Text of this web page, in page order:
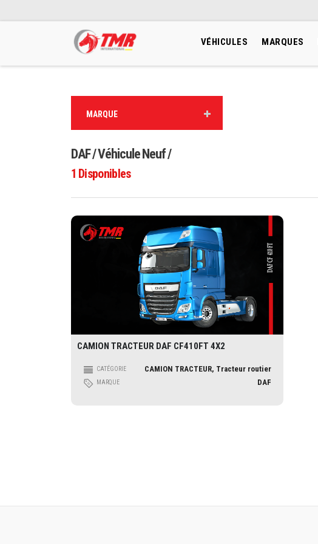
VÉHICULES MARQUES
MARQUE
DAF / Véhicule Neuf /
1 Disponibles
CAMION TRACTEUR DAF CF410FT 4X2
CATÉGORIE CAMION TRACTEUR, Tracteur routier
MARQUE DAF